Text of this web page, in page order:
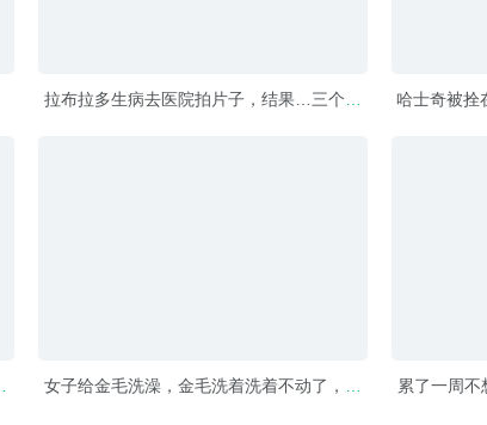
拉布拉多生病去医院拍片子，结果…三个医
哈士奇被拴
女子给金毛洗澡，金毛洗着洗着不动了，吓
累了一周不